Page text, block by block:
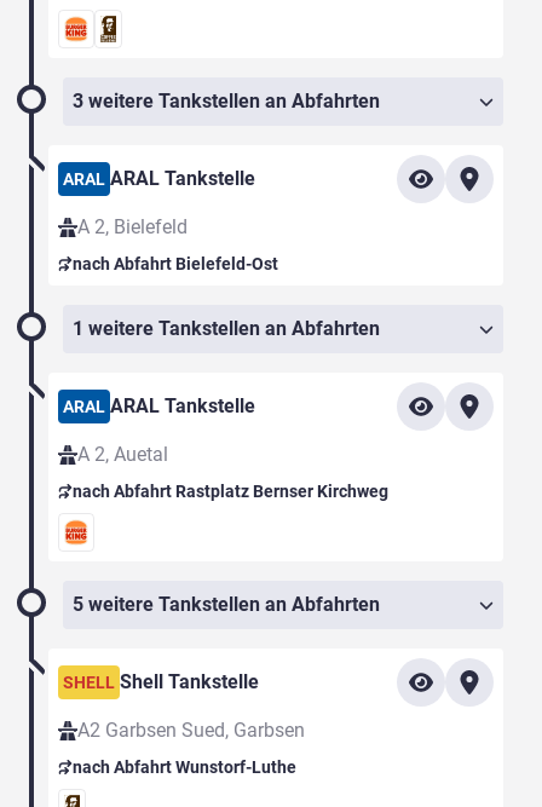
3 weitere Tankstellen an Abfahrten
ARAL ARAL Tankstelle
A 2, Bielefeld
nach Abfahrt Bielefeld-Ost
1 weitere Tankstellen an Abfahrten
ARAL ARAL Tankstelle
A 2, Auetal
nach Abfahrt Rastplatz Bernser Kirchweg
5 weitere Tankstellen an Abfahrten
SHELL Shell Tankstelle
A2 Garbsen Sued, Garbsen
nach Abfahrt Wunstorf-Luthe